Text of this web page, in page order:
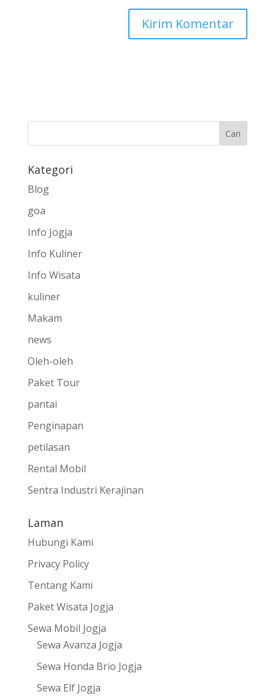
Kategori
Blog
goa
Info Jogja
Info Kuliner
Info Wisata
kuliner
Makam
news
Oleh-oleh
Paket Tour
pantai
Penginapan
petilasan
Rental Mobil
Sentra Industri Kerajinan
Laman
Hubungi Kami
Privacy Policy
Tentang Kami
Paket Wisata Jogja
Sewa Mobil Jogja
Sewa Avanza Jogja
Sewa Honda Brio Jogja
Sewa Elf Jogja